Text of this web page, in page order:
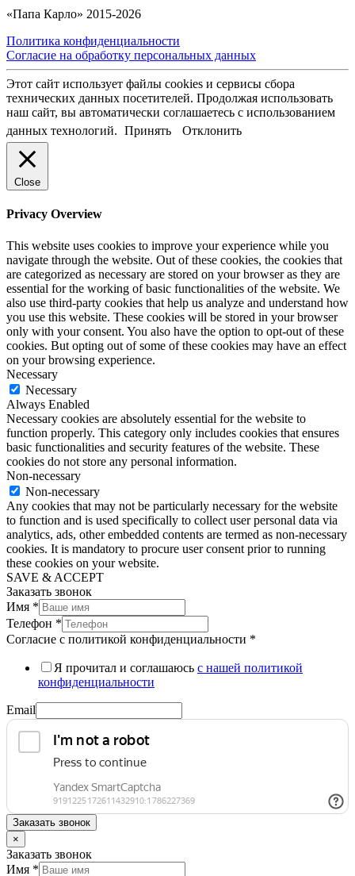
«Папа Карло» 2015-2026
Политика конфиденциальности
Согласие на обработку персональных данных
Этот сайт использует файлы cookies и сервисы сбора
технических данных посетителей. Продолжая использовать
наш сайт, вы автоматически соглашаетесь с использованием
данных технологий. Принять Отклонить
Close
Privacy Overview
This website uses cookies to improve your experience while you
navigate through the website. Out of these cookies, the cookies that
are categorized as necessary are stored on your browser as they are
essential for the working of basic functionalities of the website. We
also use third-party cookies that help us analyze and understand how
you use this website. These cookies will be stored in your browser
only with your consent. You also have the option to opt-out of these
cookies. But opting out of some of these cookies may have an effect
on your browsing experience.
Necessary
Necessary
Always Enabled
Necessary cookies are absolutely essential for the website to
function properly. This category only includes cookies that ensures
basic functionalities and security features of the website. These
cookies do not store any personal information.
Non-necessary
Non-necessary
Any cookies that may not be particularly necessary for the website
to function and is used specifically to collect user personal data via
analytics, ads, other embedded contents are termed as non-necessary
cookies. It is mandatory to procure user consent prior to running
these cookies on your website.
SAVE & ACCEPT
Заказать звонок
Имя *
Телефон *
Согласие с политикой конфиденциальности *
Я прочитал и соглашаюсь с нашей политикой
конфиденциальности
Email
Заказать звонок
×
Заказать звонок
Имя *